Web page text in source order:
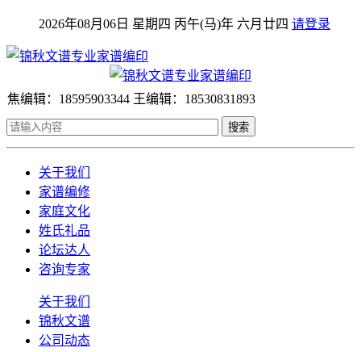
2026年08月06日 星期四 丙午(马)年 六月廿四 请登录
焦编辑：18595903344 王编辑：18530831893
搜索
关于我们
家谱编修
家庭文化
姓氏礼品
论坛达人
咨询专家
关于我们
锦秋文谱
公司动态